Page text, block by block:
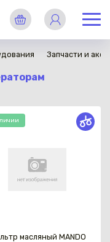
Запчасти и
масляный MANDO